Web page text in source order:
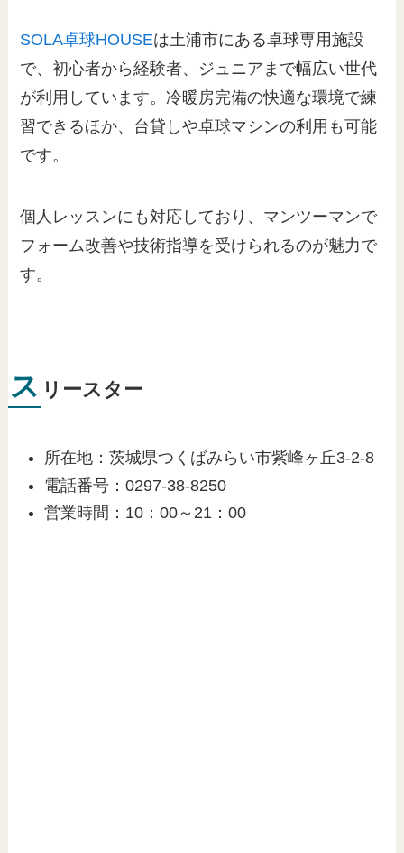
SOLA卓球HOUSEは土浦市にある卓球専用施設
で、初心者から経験者、ジュニアまで幅広い世代
が利用しています。冷暖房完備の快適な環境で練
習できるほか、台貸しや卓球マシンの利用も可能
です。
個人レッスンにも対応しており、マンツーマンで
フォーム改善や技術指導を受けられるのが魅力で
す。
ス リースター
所在地：茨城県つくばみらい市紫峰ヶ丘3-2-8
電話番号：0297-38-8250
営業時間：10：00～21：00